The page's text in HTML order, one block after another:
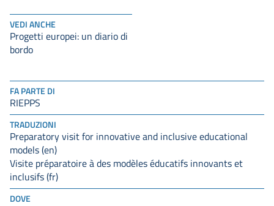
FA PARTE DI
RIEPPS
TRADUZIONI
Preparatory visit for innovative and inclusive educational
models (en)
Visite préparatoire à des modèles éducatifs innovants et
inclusifs (fr)
DOVE
VEDI ANCHE
Progetti europei: un diario di
bordo